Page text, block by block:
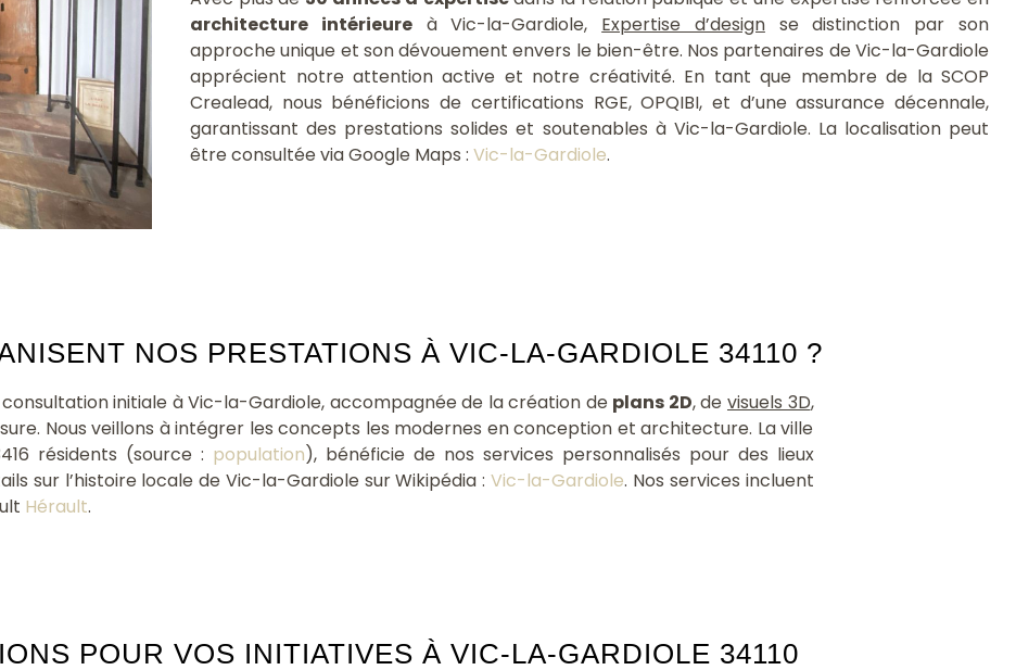
architecture intérieureà Vic-la-Gardiole, Expertise d’designse distinction par son
approche unique et son dévouement envers le bien-être. Nos partenaires de Vic-la-Gardiole
apprécient notre attention active et notre créativité. En tant que membre de la SCOP
Crealead, nous bénéficions de certifications RGE, OPQIBI, et d’une assurance décennale,
garantissant des prestations solides et soutenables à Vic-la-Gardiole. La localisation peut
être consultée via Google Maps :Vic-la-Gardiole.
NOS PRESTATIONS À VIC-LA-GARDIOLE 34110 ?
initiale à Vic-la-Gardiole, accompagnée de la création de plans 2D, de visuels 3D,
Nous veillons à intégrer les concepts les modernes en conception et architecture. La ville
résidents (source : population), bénéficie de nos services personnalisés pour des lieux
sur l’histoire locale de Vic-la-Gardiole sur Wikipédia :Vic-la-Gardiole. Nos services incluent
Hérault.
POUR VOS INITIATIVES À VIC-LA-GARDIOLE 34110